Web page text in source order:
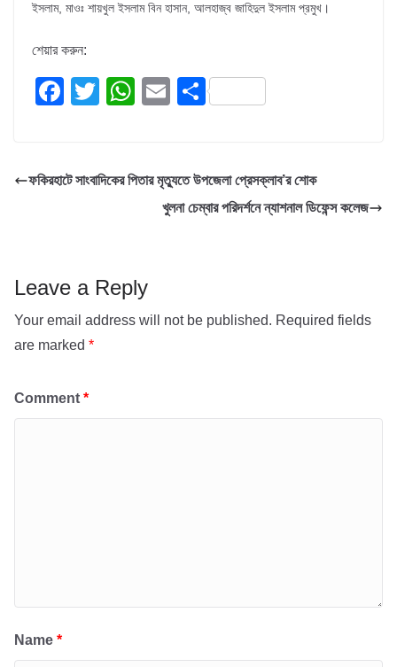
ইসলাম, মাওঃ শায়খুল ইসলাম বিন হাসান, আলহাজ্ব জাহিদুল ইসলাম প্রমুখ।
শেয়ার করুন:
F
e
k
T
er
W
s
E S
e
ফকিরহাটে সাংবাদিকের পিতার মৃত্যুতে উপজেলা প্রেসক্লাব’র শোক
খুলনা চেম্বার পরিদর্শনে ন্যাশনাল ডিফেন্স কলেজ
Leave a Reply
Your email address will not be published. Required fields
are marked *
Comment *
Name *